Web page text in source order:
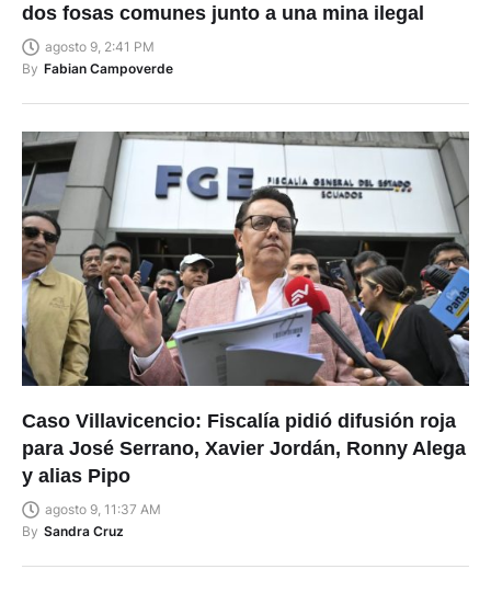
dos fosas comunes junto a una mina ilegal
agosto 9, 2:41 PM
By Fabian Campoverde
Caso Villavicencio: Fiscalía pidió difusión roja
para José Serrano, Xavier Jordán, Ronny Alega
y alias Pipo
agosto 9, 11:37 AM
By Sandra Cruz